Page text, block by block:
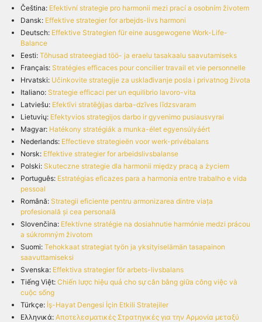
Čeština: Efektivní strategie pro harmonii mezi prací a osobním životem
Dansk: Effektive strategier for arbejds-livs harmoni
Deutsch: Effektive Strategien für eine ausgewogene Work-Life-
Balance
Eesti: Tõhusad strateegiad töö- ja eraelu tasakaalu saavutamiseks
Français: Stratégies efficaces pour concilier travail et vie personnelle
Hrvatski: Učinkovite strategije za usklađivanje posla i privatnog života
Italiano: Strategie efficaci per un equilibrio lavoro-vita
Latviešu: Efektīvi stratēģijas darba-dzīves līdzsvaram
Lietuvių: Efektyvios strategijos darbo ir gyvenimo pusiausvyrai
Magyar: Hatékony stratégiák a munka-élet egyensúlyáért
Nederlands: Effectieve strategieën voor werk-privébalans
Norsk: Effektive strategier for arbeidslivsbalanse
Polski: Skuteczne strategie dla harmonii między pracą a życiem
Português: Estratégias eficazes para a harmonia entre trabalho e vida
pessoal
Română: Strategii eficiente pentru armonizarea dintre viața
profesională și cea personală
Slovenčina: Efektívne stratégie na dosiahnutie harmónie medzi prácou
a súkromným životom
Suomi: Tehokkaat strategiat työn ja yksityiselämän tasapainon
saavuttamiseksi
Svenska: Effektiva strategier för arbets-livsbalans
Tiếng Việt: Chiến lược hiệu quả cho sự cân bằng giữa công việc và
cuộc sống
Türkçe: İş-Hayat Dengesi İçin Etkili Stratejiler
Ελληνικά: Αποτελεσματικές Στρατηγικές για την Αρμονία μεταξύ